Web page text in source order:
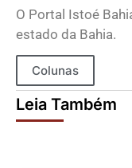
O Portal Istoé
estado da Bahia.
Colunas
Leia Também